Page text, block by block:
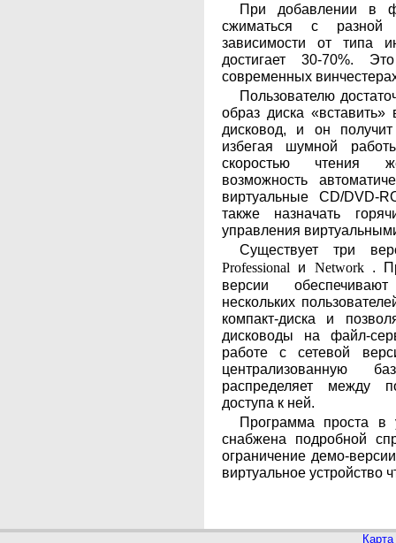
При добавлении в
сжиматься с разной
зависимости от типа
достигает 30-70%.
современных
Пользователю
образ диска
дисковод, и он
избегая шумной
скоростью чтения
возможность
виртуальные CD/DVD-
также назначать
управления
Существует три
Professional и Network .
версии
нескольких
компакт-диска и
дисководы на файл-
работе с сетевой
централизованную
распределяет между
доступа к ней.
Программа проста в
снабжена подробной
ограничение демо-
виртуальное устройство